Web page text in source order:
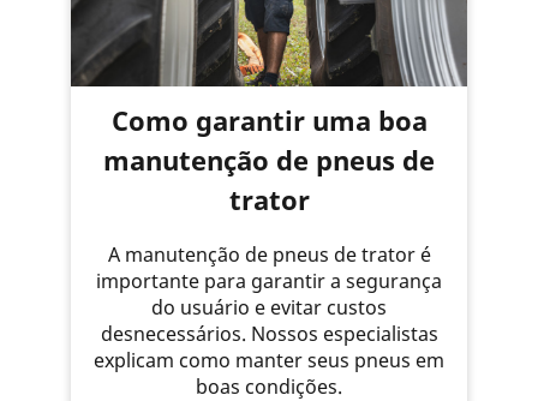
Como garantir uma boa
manutenção de pneus de
trator
A manutenção de pneus de trator é
importante para garantir a segurança
do usuário e evitar custos
desnecessários. Nossos especialistas
explicam como manter seus pneus em
boas condições.